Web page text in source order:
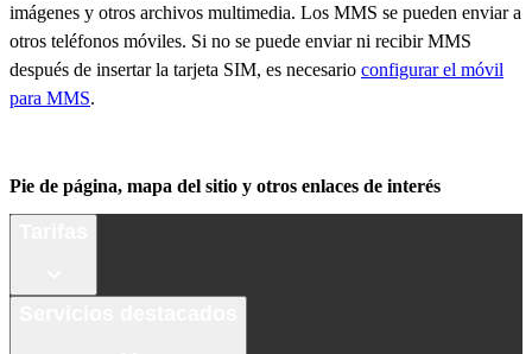
imágenes y otros archivos multimedia. Los MMS se pueden enviar a
otros teléfonos móviles. Si no se puede enviar ni recibir MMS
después de insertar la tarjeta SIM, es necesario configurar el móvil
para MMS.
Pie de página, mapa del sitio y otros enlaces de interés